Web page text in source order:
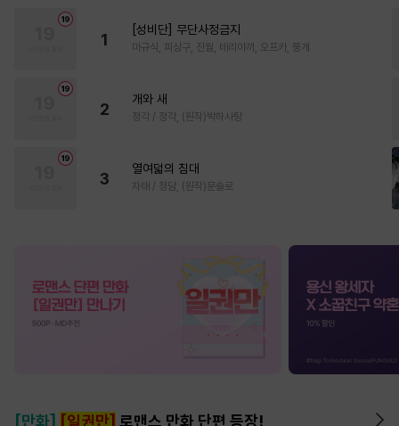
1
[성비단] 무단사정금지
마규식, 피상구, 진월, 테리야끼, 오프카, 뚱개
2
개와 새
정각 / 정각, (원작)박하사탕
3
열여덟의 침대
자태 / 청담, (원작)문슬로
[만화] [일권만] 로맨스 만화 단편 등장!